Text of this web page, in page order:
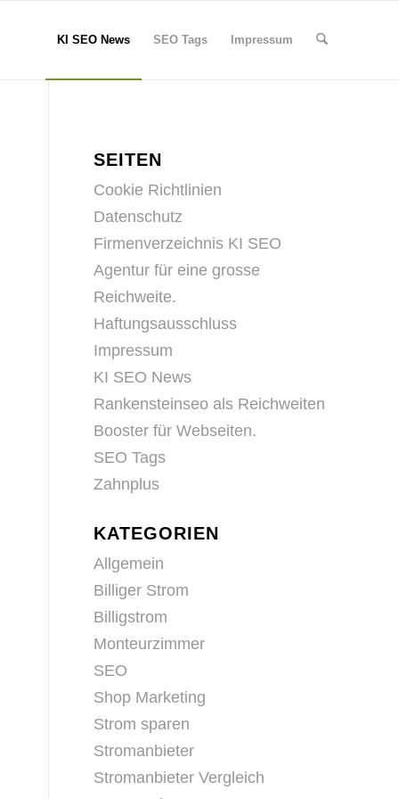
KI SEO News SEO Tags Impressum
SEITEN
Cookie Richtlinien
Datenschutz
Firmenverzeichnis KI SEO
Agentur für eine grosse
Reichweite.
Haftungsausschluss
Impressum
KI SEO News
Rankensteinseo als Reichweiten
Booster für Webseiten.
SEO Tags
Zahnplus
KATEGORIEN
Allgemein
Billiger Strom
Billigstrom
Monteurzimmer
SEO
Shop Marketing
Strom sparen
Stromanbieter
Stromanbieter Vergleich